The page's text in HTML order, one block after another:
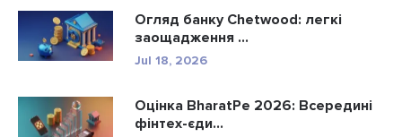
Огляд банку Chetwood: легкі
заощадження ...
Jul 18, 2026
Оцінка BharatPe 2026: Всередині
фінтех-єди...